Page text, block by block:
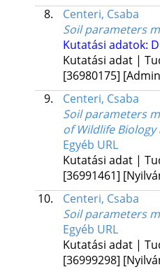
8.
Centeri, Csaba
Soil parameters
Kutatási adatok:
Kutatási adat |
[36980175]
9.
Centeri, Csaba
Soil parameters
of Wildlife
Egyéb URL
Kutatási adat |
[36991461]
10.
Centeri, Csaba
Soil parameters
Egyéb URL
Kutatási adat |
[36999298]